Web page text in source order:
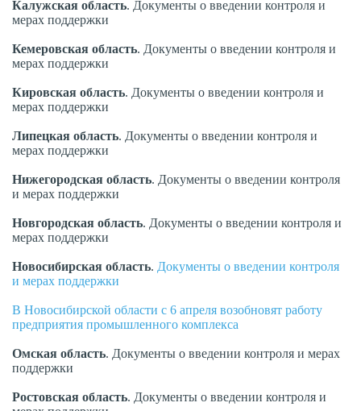
Калужская область. Документы о введении контроля и
мерах поддержки
Кемеровская область. Документы о введении контроля и
мерах поддержки
Кировская область. Документы о введении контроля и
мерах поддержки
Липецкая область. Документы о введении контроля и
мерах поддержки
Нижегородская область. Документы о введении контроля
и мерах поддержки
Новгородская область. Документы о введении контроля и
мерах поддержки
Новосибирская область. Документы о введении контроля
и мерах поддержки
В Новосибирской области с 6 апреля возобновят работу
предприятия промышленного комплекса
Омская область. Документы о введении контроля и мерах
поддержки
Ростовская область. Документы о введении контроля и